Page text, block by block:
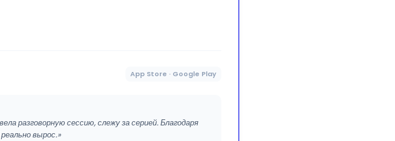
App Store · Google Play
разговорную сессию, слежу за серией. Благодаря
вырос.»